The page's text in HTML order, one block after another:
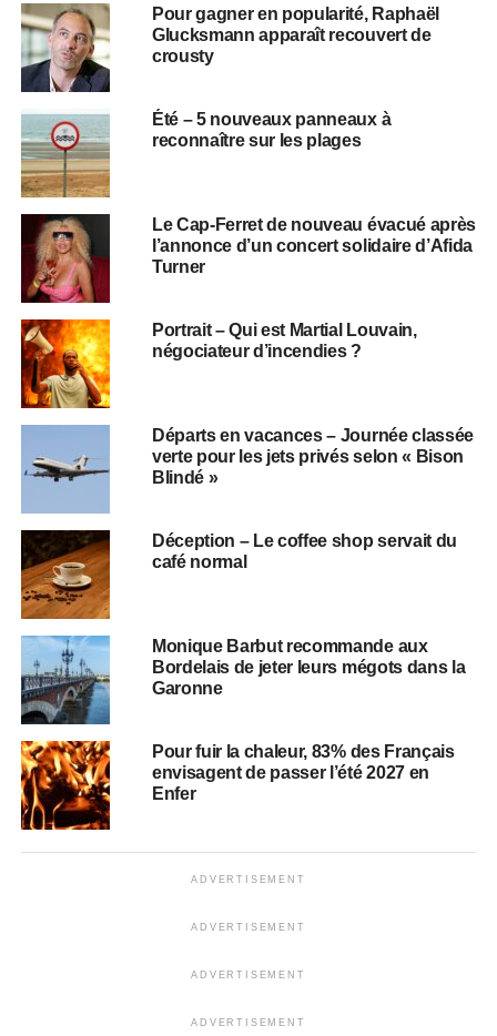
Pour gagner en popularité, Raphaël
Glucksmann apparaît recouvert de
crousty
Été – 5 nouveaux panneaux à
reconnaître sur les plages
Le Cap-Ferret de nouveau évacué après
l’annonce d’un concert solidaire d’Afida
Turner
Portrait – Qui est Martial Louvain,
négociateur d’incendies ?
Départs en vacances – Journée classée
verte pour les jets privés selon « Bison
Blindé »
Déception – Le coffee shop servait du
café normal
Monique Barbut recommande aux
Bordelais de jeter leurs mégots dans la
Garonne
Pour fuir la chaleur, 83% des Français
envisagent de passer l’été 2027 en
Enfer
ADVERTISEMENT
ADVERTISEMENT
ADVERTISEMENT
ADVERTISEMENT